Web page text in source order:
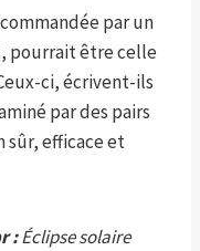
par un
pourrait être celle
ci, écrivent-ils
par des pairs
sûr, efficace et
:Éclipse solaire